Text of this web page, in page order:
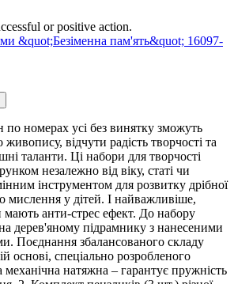
or positive action.
номерах усі без винятку зможуть
відчути радість творчості та
таланти. Ці набори для творчості
незалежно від віку, статі чи
інструментом для розвитку дрібної
мислення у дітей. І найважливіше,
анти-стрес ефект. До набору
дерев'яному підрамнику з нанесеними
Поєднання збалансованого складу
основі, спеціально розробленого
механічна натяжна – гарантує пружність